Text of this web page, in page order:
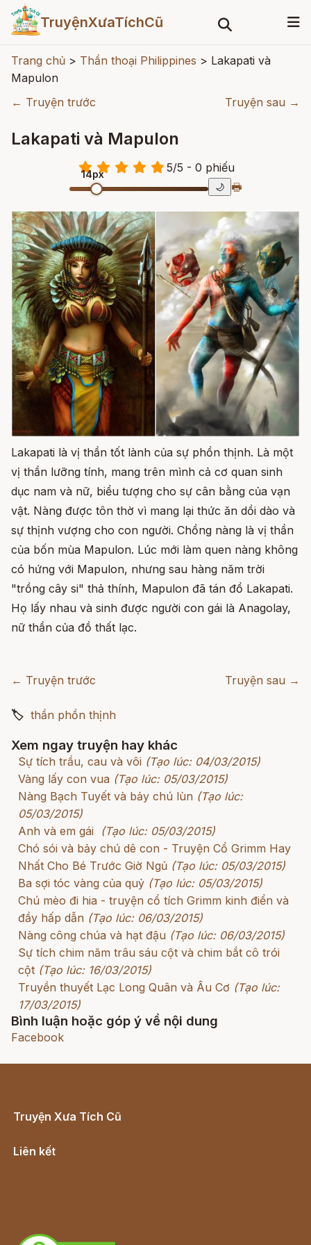
TruyệnXưaTíchCũ
Trang chủ > Thần thoại Philippines > Lakapati và
Mapulon
← Truyện trước
Truyện sau →
Lakapati và Mapulon
5/5 - 0 phiếu
14px
🌙 🖶
Lakapati là vị thần tốt lành của sự phồn thịnh. Là một
vị thần lưỡng tính, mang trên mình cả cơ quan sinh
dục nam và nữ, biểu tượng cho sự cân bằng của vạn
vật. Nàng được tôn thờ vì mang lại thức ăn dồi dào và
sự thịnh vượng cho con người. Chồng nàng là vị thần
của bốn mùa Mapulon. Lúc mới làm quen nàng không
có hứng với Mapulon, nhưng sau hàng năm trời
"trồng cây si" thả thính, Mapulon đã tán đổ Lakapati.
Họ lấy nhau và sinh được người con gái là Anagolay,
nữ thần của đồ thất lạc.
← Truyện trước Truyện sau →
🏷 thần phồn thịnh
Xem ngay truyện hay khác
Sự tích trầu, cau và vôi (Tạo lúc: 04/03/2015)
Vàng lấy con vua (Tạo lúc: 05/03/2015)
Nàng Bạch Tuyết và bảy chú lùn (Tạo lúc:
05/03/2015)
Anh và em gái
(Tạo lúc: 05/03/2015)
Chó sói và bảy chú dê con - Truyện Cổ Grimm Hay
Nhất Cho Bé Trước Giờ Ngủ (Tạo lúc: 05/03/2015)
Ba sợi tóc vàng của quỷ (Tạo lúc: 05/03/2015)
Chú mèo đi hia - truyện cổ tích Grimm kinh điển và
đầy hấp dẫn (Tạo lúc: 06/03/2015)
Nàng công chúa và hạt đậu (Tạo lúc: 06/03/2015)
Sự tích chim năm trâu sáu cột và chim bắt cô trói
cột (Tạo lúc: 16/03/2015)
Truyền thuyết Lạc Long Quân và Âu Cơ (Tạo lúc:
17/03/2015)
Bình luận hoặc góp ý về nội dung
Facebook
Truyện Xưa Tích Cũ
Liên kết